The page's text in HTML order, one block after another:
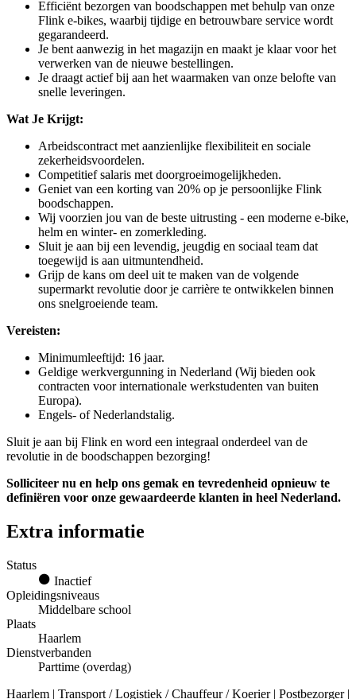
Efficiënt bezorgen van boodschappen met behulp van onze
Flink e-bikes, waarbij tijdige en betrouwbare service wordt
gegarandeerd.
Je bent aanwezig in het magazijn en maakt je klaar voor het
verwerken van de nieuwe bestellingen.
Je draagt actief bij aan het waarmaken van onze belofte van
snelle leveringen.
Wat Je Krijgt:
Arbeidscontract met aanzienlijke flexibiliteit en sociale
zekerheidsvoordelen.
Competitief salaris met doorgroeimogelijkheden.
Geniet van een korting van 20% op je persoonlijke Flink
boodschappen.
Wij voorzien jou van de beste uitrusting - een moderne e-bike,
helm en winter- en zomerkleding.
Sluit je aan bij een levendig, jeugdig en sociaal team dat
toegewijd is aan uitmuntendheid.
Grijp de kans om deel uit te maken van de volgende
supermarkt revolutie door je carrière te ontwikkelen binnen
ons snelgroeiende team.
Vereisten:
Minimumleeftijd: 16 jaar.
Geldige werkvergunning in Nederland (Wij bieden ook
contracten voor internationale werkstudenten van buiten
Europa).
Engels- of Nederlandstalig.
Sluit je aan bij Flink en word een integraal onderdeel van de
revolutie in de boodschappen bezorging!
Solliciteer nu en help ons gemak en tevredenheid opnieuw te
definiëren voor onze gewaardeerde klanten in heel Nederland.
Extra informatie
Status
Inactief
Opleidingsniveaus
Middelbare school
Plaats
Haarlem
Dienstverbanden
Parttime (overdag)
Haarlem | Transport / Logistiek / Chauffeur / Koerier | Postbezorger |